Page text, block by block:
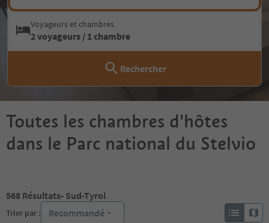
Voyageurs et chambres
2 voyageurs / 1 chambre
Rechercher
Toutes les chambres d'hôtes
dans le Parc national du Stelvio
568 Résultats- Sud-Tyrol
Trier par : Recommandé